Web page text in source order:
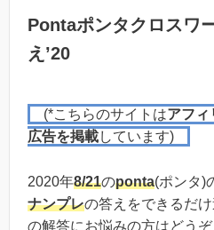
Pontaポンタクロスワ
え’20
(*こちらのサイトはアフィ
広告を掲載しています)
2020年8/21のponta(ポンタ)
ナンプレの答えをできるだ
の解答にお悩みの方はどうぞ